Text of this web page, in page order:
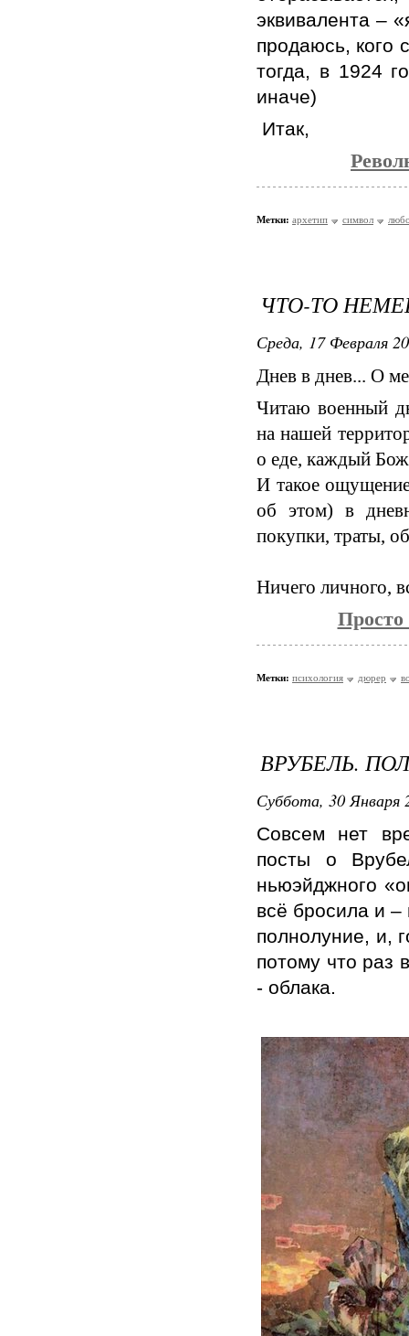
эквивалента –
продаюсь, кого
тогда, в 1924
иначе)
Итак,
Метки: архетип символ
ЧТО-ТО
Среда, 17 Февраля
Днев в днев... О
Читаю военный
на нашей
о еде, каждый
И такое
об этом) в
покупки, траты,
Ничего личного,
Метки: психология дюрер
ВРУБЕЛЬ.
Суббота, 30 Января
Совсем нет
посты о
ньюэйджного
всё бросила и
полнолуние, и,
потому что раз
- облака.